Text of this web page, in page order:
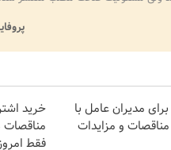
مدیران عامل با
و مزایدات
خرید
مناقصات
فقط